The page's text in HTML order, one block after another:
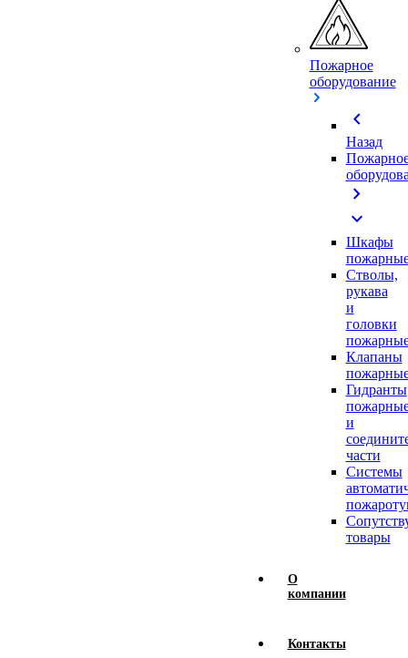
Пожарное
оборудование
chevron_left
Назад
chevron_right
expand_more
Шкафы
Стволы,
рукава
и
головки
Клапаны
Гидранты
и
части
Системы
товары
О
компании
Контакты